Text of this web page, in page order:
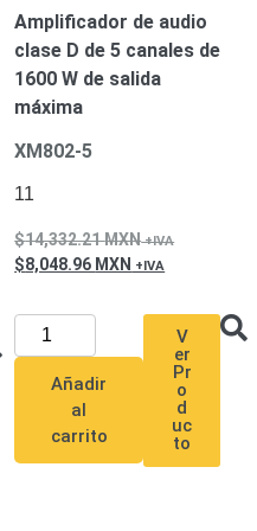
Amplificador de audio
clase D de 5 canales de
1600 W de salida
máxima
XM802-5
11
14,332.21MXN
8,048.96 MXN
Añadir
al
carrito
V
er
Pr
o
d
uc
to